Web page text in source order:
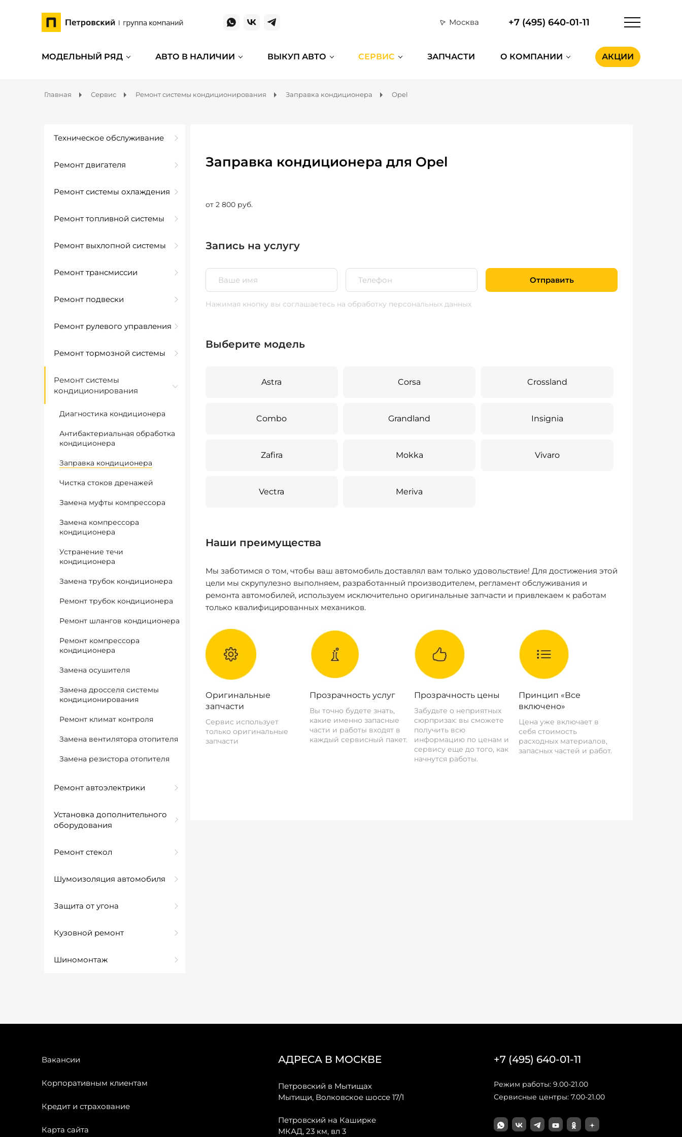
Москва +7 (495) 640-01-11
МОДЕЛЬНЫЙ РЯД АВТО В НАЛИЧИИ ВЫКУП АВТО СЕРВИС ЗАПЧАСТИ О КОМПАНИИ АКЦИИ
Главная Сервис Ремонт системы кондиционирования Заправка кондиционера Opel
Техническое обслуживание
Ремонт двигателя
Ремонт системы охлаждения
Ремонт топливной системы
Ремонт выхлопной системы
Ремонт трансмиссии
Ремонт подвески
Ремонт рулевого управления
Ремонт тормозной системы
Ремонт системы
кондиционирования
Диагностика кондиционера
Антибактериальная обработка
кондиционера
Заправка кондиционера
Чистка стоков дренажей
Замена муфты компрессора
Замена компрессора
кондиционера
Устранение течи
кондиционера
Замена трубок кондиционера
Ремонт трубок кондиционера
Ремонт шлангов кондиционера
Ремонт компрессора
кондиционера
Замена осушителя
Замена дросселя системы
кондиционирования
Ремонт климат контроля
Замена вентилятора отопителя
Замена резистора отопителя
Ремонт автоэлектрики
Установка дополнительного
оборудования
Ремонт стекол
Шумоизоляция автомобиля
Защита от угона
Кузовной ремонт
Шиномонтаж
Заправка кондиционера для Opel
от 2 800 руб.
Запись на услугу
Отправить
Нажимая кнопку вы соглашаетесь на обработку персональных данных
Выберите модель
Astra Corsa Crossland
Combo Grandland Insignia
Zafira Mokka Vivaro
Vectra Meriva
Наши преимущества
Мы заботимся о том, чтобы ваш автомобиль доставлял вам только удовольствие! Для достижения этой
цели мы скрупулезно выполняем, разработанный производителем, регламент обслуживания и
ремонта автомобилей, используем исключительно оригинальные запчасти и привлекаем к работам
только квалифицированных механиков.
Оригинальные
запчасти
Сервис использует
только оригинальные
запчасти
Прозрачность услуг
Вы точно будете знать,
какие именно запасные
части и работы входят в
каждый сервисный пакет.
Прозрачность цены
Забудьте о неприятных
сюрпризах: вы сможете
получить всю
информацию по ценам и
сервису еще до того, как
начнутся работы.
Принцип «Все
включено»
Цена уже включает в
себя стоимость
расходных материалов,
запасных частей и работ.
Вакансии
Корпоративным клиентам
Кредит и страхование
Карта сайта
АДРЕСА В МОСКВЕ
Петровский в Мытищах
Мытищи, Волковское шоссе 17/1
Петровский на Каширке
МКАД, 23 км, вл 3
+7 (495) 640-01-11
Режим работы: 9.00-21.00
Сервисные центры: 7.00-21.00